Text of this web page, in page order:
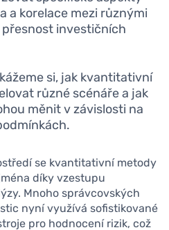
a korelace mezi různými
investičních
si, jak kvantitativní
různé scénáře a jak
měnit v závislosti na
se kvantitativní metody
díky vzestupu
Mnoho správcovských
nyní využívá sofistikované
pro hodnocení rizik, což